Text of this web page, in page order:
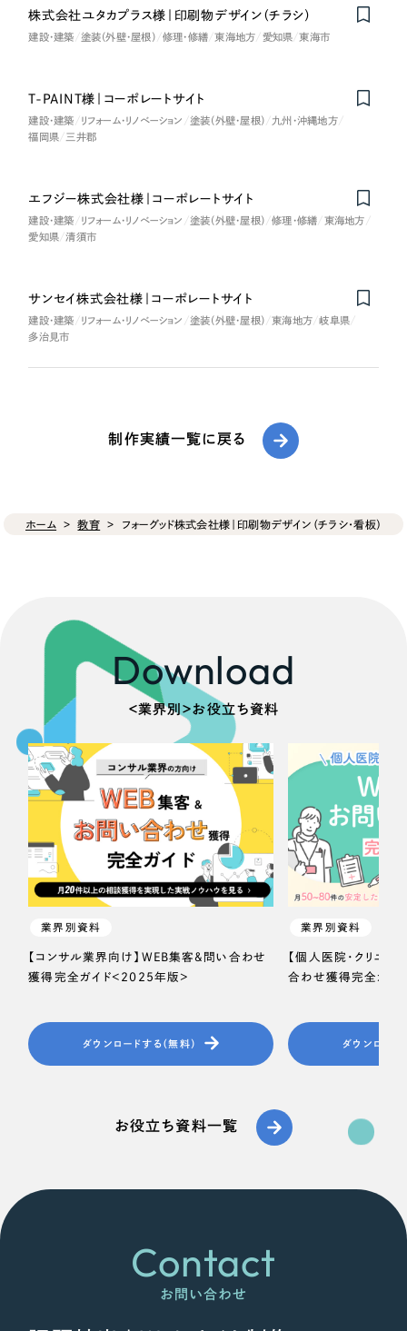
株式会社ユタカプラス様｜印刷物デザイン（チラシ）
建設・建築 塗装（外壁・屋根） 修理・修繕 東海地方 愛知県 東海市
T-PAINT様｜コーポレートサイト
建設・建築 リフォーム・リノベーション 塗装（外壁・屋根）
九州・沖縄地方
福岡県
三井郡
エフジー株式会社様｜コーポレートサイト
建設・建築 リフォーム・リノベーション 塗装（外壁・屋根） 修理・修繕
東海地方
愛知県
清須市
サンセイ株式会社様｜コーポレートサイト
建設・建築 リフォーム・リノベーション 塗装（外壁・屋根） 東海地方
岐阜県
多治見市
制作実績一覧に戻る
ホーム 教育 フォーグッド株式会社様｜印刷物デザイン（チラシ・看板）
Download
＜業界別＞お役立ち資料
業界別資料
【コンサル業界向け】WEB集客＆問い合わせ
獲得完全ガイド＜2025年版＞
ダウンロードする（無料）
業界別資料
【個人医院・クリニッ
合わせ獲得完全ガイ
ダウンロード
お役立ち資料一覧
Contact
お問い合わせ